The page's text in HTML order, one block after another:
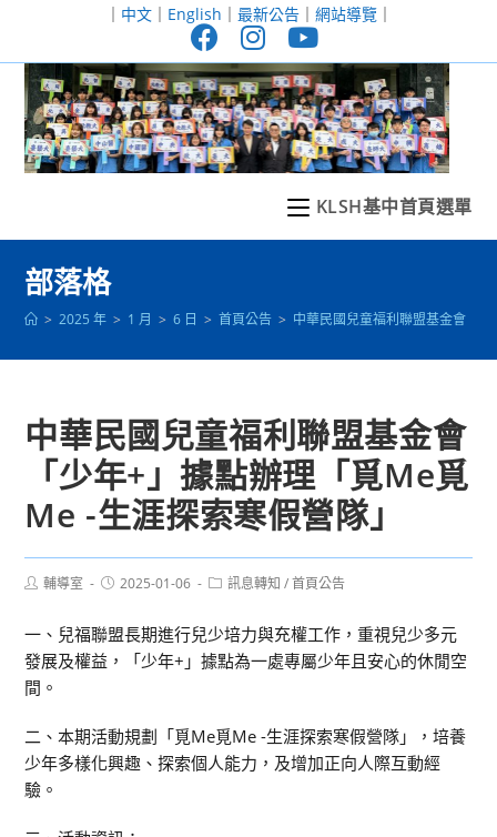
至
｜ 中文｜ English ｜ 最新公告｜ 網站導覽｜
KLSH基中首頁選單
部落格
> 2025 年 > 1 月 > 6 日 > 首頁公告 > 中華民國兒童福利聯盟基金會「
中華民國兒童福利聯盟基金會
「少年+」據點辦理「覓Me覓
Me -生涯探索寒假營隊」
Post輔導室
Post2025-01-06
Post訊息轉知 / 首頁公告
一、兒福聯盟長期進行兒少培力與充權工作，重視兒少多元
發展及權益，「少年+」據點為一處專屬少年且安心的休閒空
間。
二、本期活動規劃「覓Me覓Me -生涯探索寒假營隊」，培養
少年多樣化興趣、探索個人能力，及增加正向人際互動經
驗。